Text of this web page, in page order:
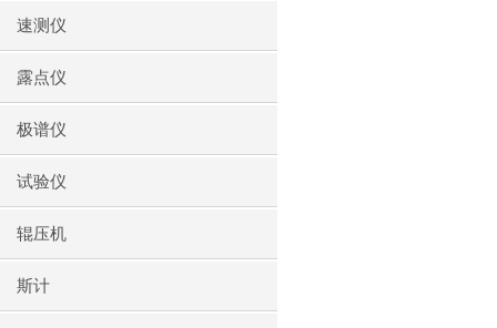
速测仪
露点仪
极谱仪
试验仪
辊压机
斯计